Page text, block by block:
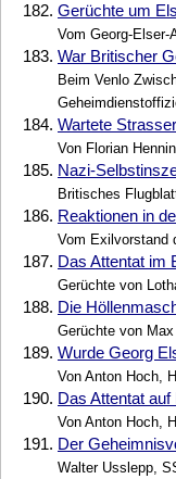
182. Gerüchte um
Vom Georg-Elser-
183. War Britischer
Beim Venlo
184. Wartete
Von Florian
185. Nazi-
Britisches
186. Reaktionen in
Vom Exilvorstand
187. Das Attentat im
Gerüchte von
188. Die
Gerüchte von
189. Wurde Georg
Von Anton Hoch,
190. Das Attentat
Von Anton Hoch,
191. Der
Walter Usslepp,